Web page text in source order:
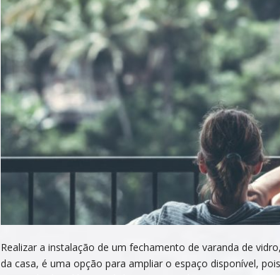
Realizar a instalação de um fechamento de varanda de
da casa, é uma opção para ampliar o espaço disponível,